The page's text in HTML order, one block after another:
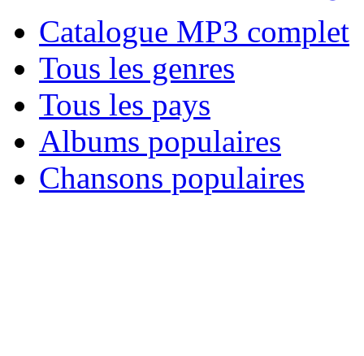
Catalogue MP3 complet
Tous les genres
Tous les pays
Albums populaires
Chansons populaires